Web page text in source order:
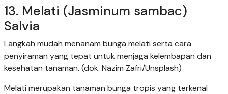
13. Melati (Jasminum sambac)
Salvia
Langkah mudah menanam bunga melati serta cara
penyiraman yang tepat untuk menjaga kelembapan dan
kesehatan tanaman. (dok. Nazim Zafri/Unsplash)
Melati merupakan tanaman bunga tropis yang terkenal